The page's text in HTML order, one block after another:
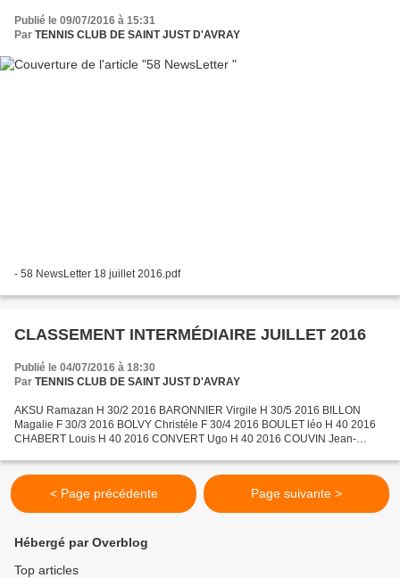
Publié le 09/07/2016 à 15:31
Par TENNIS CLUB DE SAINT JUST D'AVRAY
- 58 NewsLetter 18 juillet 2016.pdf
CLASSEMENT INTERMÉDIAIRE JUILLET 2016
Publié le 04/07/2016 à 18:30
Par TENNIS CLUB DE SAINT JUST D'AVRAY
AKSU Ramazan H 30/2 2016 BARONNIER Virgile H 30/5 2016 BILLON
Magalie F 30/3 2016 BOLVY Christéle F 30/4 2016 BOULET léo H 40 2016
CHABERT Louis H 40 2016 CONVERT Ugo H 40 2016 COUVIN Jean-
Raymonde...
< Page précédente Page suivante >
Hébergé par Overblog
Top articles